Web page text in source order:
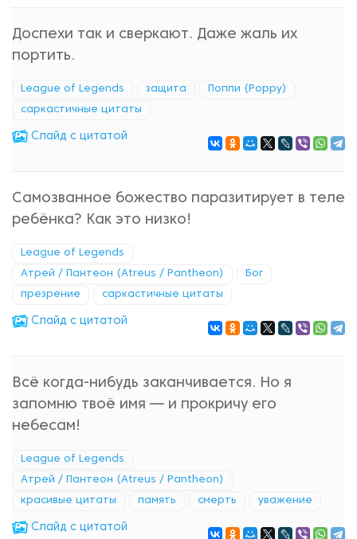
Доспехи так и сверкают. Даже жаль их
портить.
League of Legends защита Поппи (Poppy)
саркастичные цитаты
Cлайд с цитатой
Самозванное божество паразитирует в теле
ребёнка? Как это низко!
League of Legends
Атрей / Пантеон (Atreus / Pantheon) Бог
презрение саркастичные цитаты
Cлайд с цитатой
Всё когда-нибудь заканчивается. Но я
запомню твоё имя — и прокричу его
небесам!
League of Legends
Атрей / Пантеон (Atreus / Pantheon)
красивые цитаты память смерть уважение
Cлайд с цитатой